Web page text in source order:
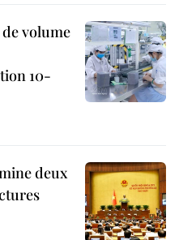
volume
10-
deux